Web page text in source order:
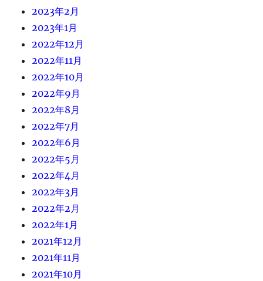
2023年2月
2023年1月
2022年12月
2022年11月
2022年10月
2022年9月
2022年8月
2022年7月
2022年6月
2022年5月
2022年4月
2022年3月
2022年2月
2022年1月
2021年12月
2021年11月
2021年10月